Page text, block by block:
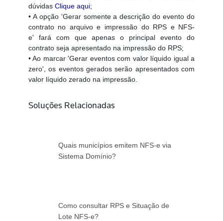
dúvidas Clique aqui;
• A opção 'Gerar somente a descrição do evento do
contrato no arquivo e impressão do RPS e NFS-
e' fará com que apenas o principal evento do
contrato seja apresentado na impressão do RPS;
• Ao marcar 'Gerar eventos com valor líquido igual a
zero', os eventos gerados serão apresentados com
valor líquido zerado na impressão.
Soluções Relacionadas
Quais municípios emitem NFS-e via
Sistema Domínio?
Como consultar RPS e Situação de
Lote NFS-e?